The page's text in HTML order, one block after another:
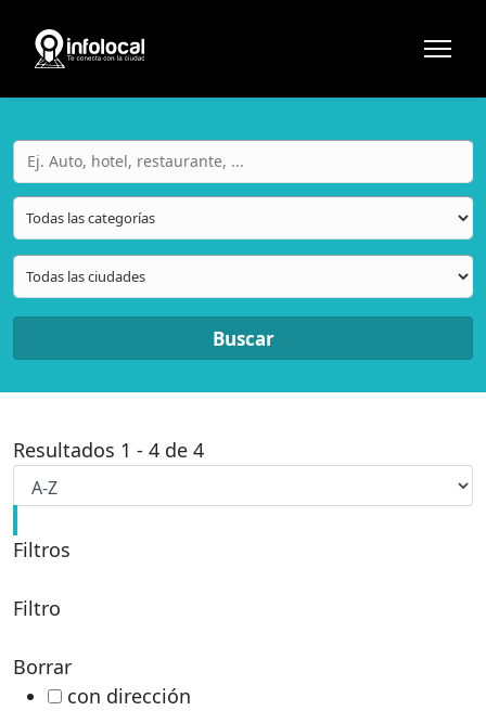
Buscar
Resultados 1 - 4 de 4
Filtros
Filtro
Borrar
con dirección